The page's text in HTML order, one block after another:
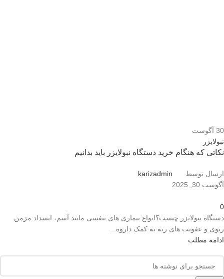
30 آگوست
نبولایزر
نکاتی که هنگام خرید دستگاه نبولایزر باید بدانیم
ارسال توسط
karizadmin
آگوست 30, 2025
0
دستگاه نبولایزر چیست؟انواع بیماری های تنفسی مانند آسم، انسداد مزمن
ریوی و عفونت های ریه به کمک داروه...
ادامه مطلب